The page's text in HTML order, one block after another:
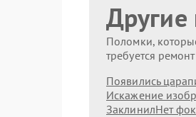
Поломки,
требуется
Появились
Искажение
ЗаклинилНет